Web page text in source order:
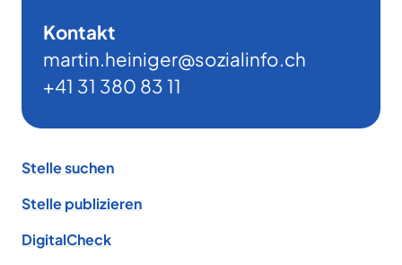
Kontakt
martin.heiniger@sozialinfo.ch
+41 31 380 83 11
Stelle suchen
Stelle publizieren
DigitalCheck